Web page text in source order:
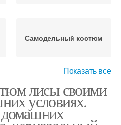
Самодельный костюм
материала
Показать все
лисы своими
условиях.